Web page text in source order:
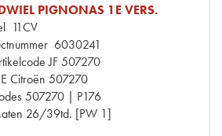
PIGNONAS 1E VERS.
11CV
6030241
JF507270
Citroën 507270
507270 | P176
26/39td. [PW 1]